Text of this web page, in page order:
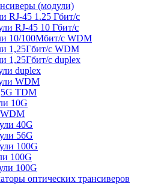
(модули)
RJ-45 1.25 Гбит/c
RJ-45 10 Гбит/c
10/100Мбит/с WDM
1,25Гбит/с WDM
1,25Гбит/с duplex
duplex
WDM
TDM
10G
40G
56G
100G
100G
100G
оптических трансиверов